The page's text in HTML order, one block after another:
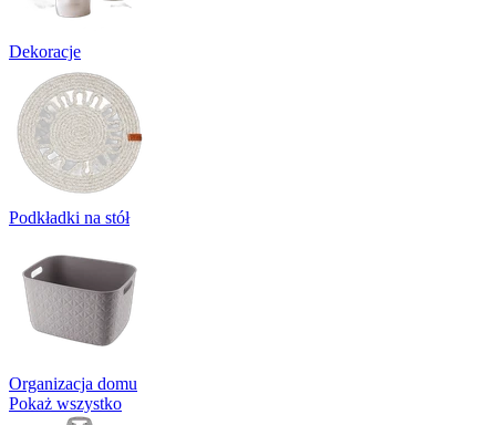
Dekoracje
Podkładki na stół
Organizacja domu
Pokaż wszystko